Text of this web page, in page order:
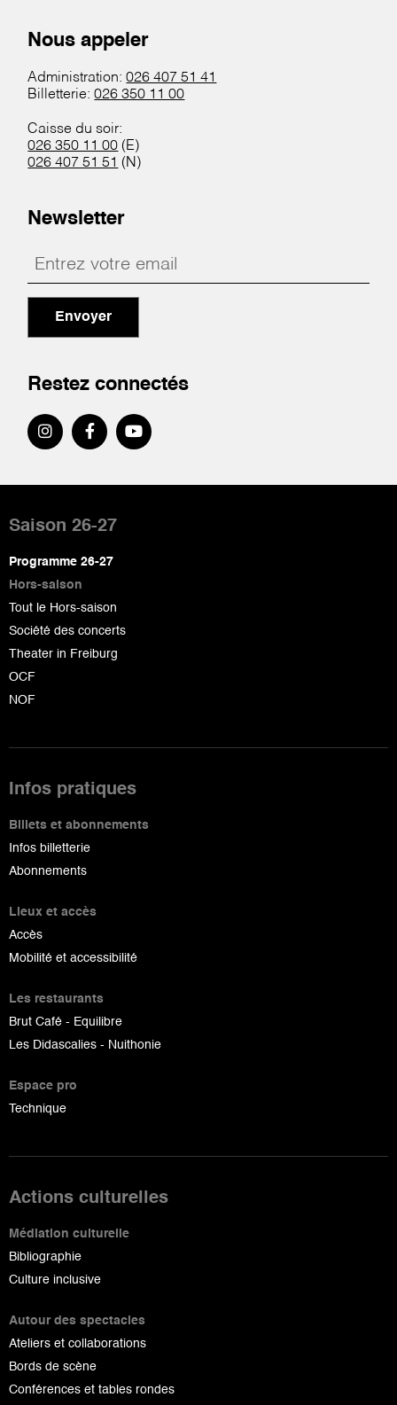
Nous appeler
Administration:026 407 51 41
Billetterie:026 350 11 00
Caisse du soir:
026 350 11 00 (E)
026 407 51 51 (N)
Newsletter
Envoyer
Restez connectés
de
page
Saison 26-27
Programme 26-27
Hors-saison
Tout le Hors-saison
Société des concerts
Theater in Freiburg
OCF
NOF
Infos pratiques
Billets et abonnements
Infos billetterie
Abonnements
Lieux et accès
Accès
Mobilité et accessibilité
Les restaurants
Brut Café - Equilibre
Les Didascalies - Nuithonie
Espace pro
Technique
Actions culturelles
Médiation culturelle
Bibliographie
Culture inclusive
Autour des spectacles
Ateliers et collaborations
Bords de scène
Conférences et tables rondes